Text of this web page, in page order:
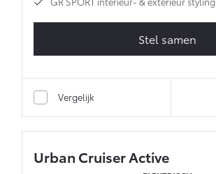
Stel samen
Vergelijk
Urban Cruiser Active